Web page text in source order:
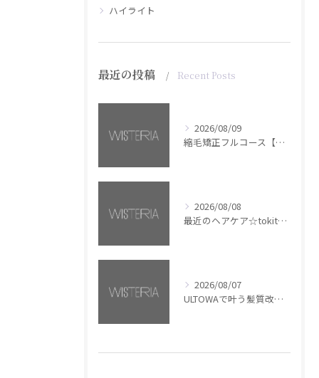
ハイライト
最近の投稿 Recent Posts
2026/08/09
縮毛矯正フルコース【銀座・美容室WISTERIA】
2026/08/08
最近のヘアケア☆tokita【銀座・美容室WISTERIA】
2026/08/07
ULTOWAで叶う髪質改善美髪カラー【銀座・美容室WISTERIA】